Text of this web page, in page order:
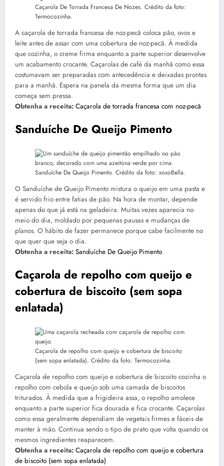
Caçarola De Torrada Francesa De Nozes. Crédito da foto:
Termocozinha.
A caçarola de torrada francesa de noz-pecã coloca pão, ovos e
leite antes de assar com uma cobertura de noz-pecã. À medida
que cozinha, o creme firma enquanto a parte superior desenvolve
um acabamento crocante. Caçarolas de café da manhã como essa
costumavam ser preparadas com antecedência e deixadas prontas
para a manhã. Espera na panela da mesma forma que um dia
começa sem pressa.
Obtenha a receita: Caçarola de torrada francesa com noz-pecã
Sanduíche De Queijo Pimento
Sanduíche De Queijo Pimento. Crédito da foto: xoxoBella.
O Sanduíche de Queijo Pimento mistura o queijo em uma pasta e
é servido frio entre fatias de pão. Na hora de montar, depende
apenas do que já está na geladeira. Muitas vezes aparecia no
meio do dia, moldado por pequenas pausas e mudanças de
planos. O hábito de fazer permanece porque cabe facilmente no
que quer que seja o dia.
Obtenha a receita: Sanduíche De Queijo Pimento
Caçarola de repolho com queijo e
cobertura de biscoito (sem sopa
enlatada)
Caçarola de repolho com queijo e cobertura de biscoito
(sem sopa enlatada). Crédito da foto: Termocozinha.
Caçarola de repolho com queijo e cobertura de biscoito cozinha o
repolho com cebola e queijo sob uma camada de biscoitos
triturados. À medida que a frigideira assa, o repolho amolece
enquanto a parte superior fica dourada e fica crocante. Caçarolas
como essa geralmente dependiam de vegetais firmes e fáceis de
manter à mão. Continua sendo o tipo de prato que volta quando os
mesmos ingredientes reaparecem.
Obtenha a receita: Caçarola de repolho com queijo e cobertura
de biscoito (sem sopa enlatada)